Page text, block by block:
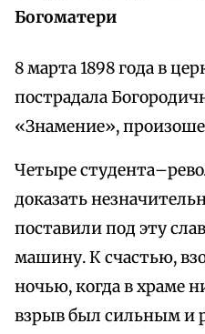
Богоматери
8 марта 1898 года в
пострадала
«Знамение»,
Четыре
доказать
поставили под эту
машину. К счастью,
ночью, когда в храме
взрыв был сильным и